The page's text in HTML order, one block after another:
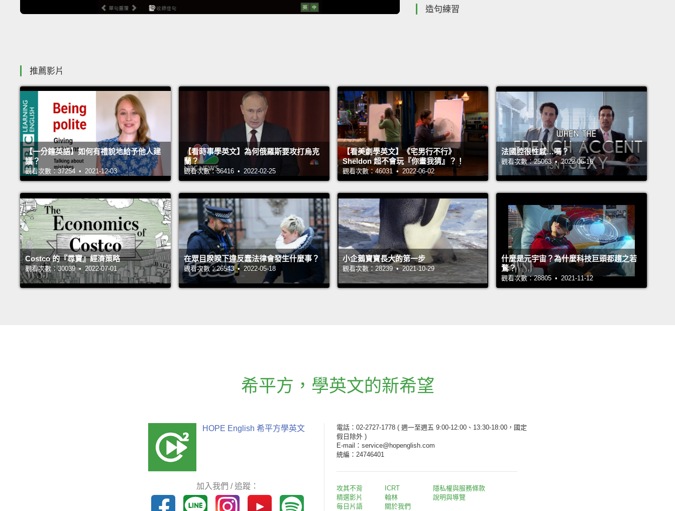
造句練習
推薦影片
【一分鐘英語】如何有禮貌地給予他人建
議？
觀看次數：37254 • 2021-12-03
【看時事學英文】為何俄羅斯要攻打烏克
蘭？
觀看次數：36416 • 2022-02-25
【看美劇學英文】《宅男行不行》
Sheldon 超不會玩『你畫我猜』？！
觀看次數：46031 • 2022-06-02
法國腔很性感…嗎？
觀看次數：25063 • 2022-06-16
Costco 的『尋寶』經濟策略
觀看次數：30039 • 2022-07-01
在眾目睽睽下違反蠢法律會發生什麼事？
觀看次數：26543 • 2022-05-18
小企鵝寶寶長大的第一步
觀看次數：28239 • 2021-10-29
什麼是元宇宙？為什麼科技巨頭都趨之若
鶩？
觀看次數：28805 • 2021-11-12
希平方 ， 學英文的新希望
HOPE English 希平方學英文
加入我們 / 追蹤：
電話：02-2727-1778 ( 週一至週五 9:00-12:00、13:30-18:00，國定
假日除外 )
E-mail：service@hopenglish.com
統編：24746401
攻其不背
精選影片
每日片語
ICRT
翰林
關於我們
隱私權與服務條款
說明與導覽